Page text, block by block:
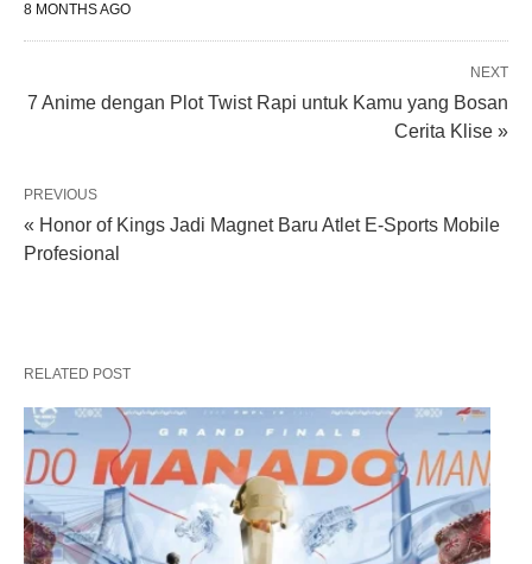
8 MONTHS AGO
NEXT
7 Anime dengan Plot Twist Rapi untuk Kamu yang Bosan
Cerita Klise »
PREVIOUS
« Honor of Kings Jadi Magnet Baru Atlet E-Sports Mobile
Profesional
RELATED POST